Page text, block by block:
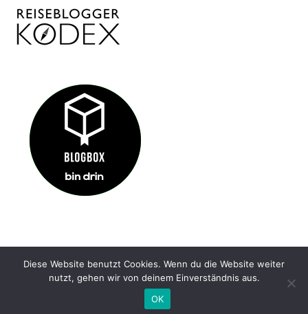
IMPRESSUM KONTAKT DATENSCHUTZ
Diese Website benutzt Cookies. Wenn du die Website weiter
nutzt, gehen wir von deinem Einverständnis aus.
OK